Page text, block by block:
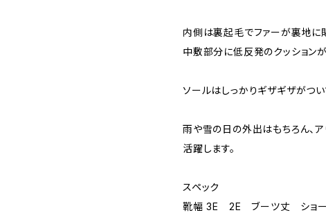
内側は裏起毛でファーが裏地に
中敷部分に低反発のクッション
ソールはしっかりギザギザがつい
雨や雪の日の外出はもちろん、
活躍します。
スペック
靴幅 3E 2E ブーツ丈 ショ